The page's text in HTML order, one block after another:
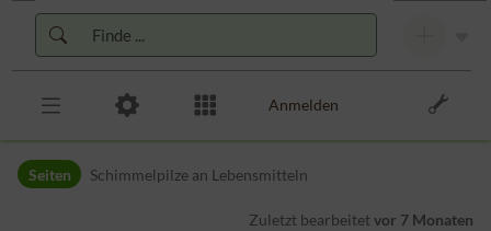
Zur Kopfleiste
Zur Hauptnavigation
Zu den Seitenwerkzeugen
Anmelden
Seiten Schimmelpilze an Lebensmitteln
Zuletzt bearbeitetvor 7 Monaten